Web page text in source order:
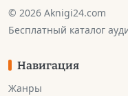
© 2026 Aknigi24.com
Бесплатный каталог
Навигация
Жанры